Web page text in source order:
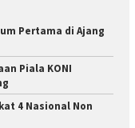
Pertama di Ajang
Piala KONI
4 Nasional Non